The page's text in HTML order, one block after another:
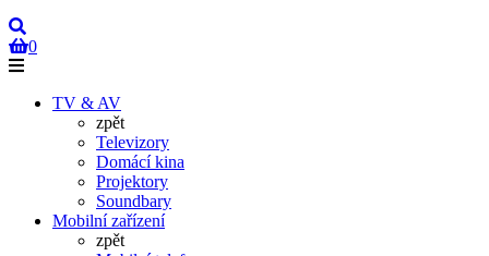
0
TV & AV
zpět
Televizory
Domácí kina
Projektory
Soundbary
Mobilní zařízení
zpět